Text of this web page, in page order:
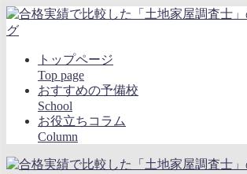
トップページ
Top page
おすすめの予備校
School
お役立ちコラム
Column